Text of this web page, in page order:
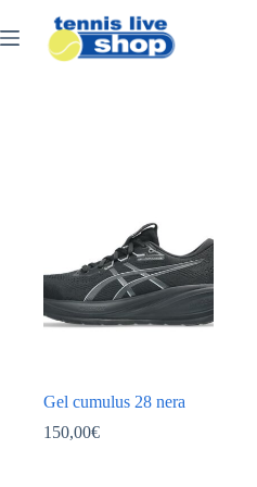
al
contenuto
Gel cumulus 28 nera
150,00€